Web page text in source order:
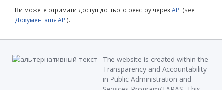
Ви можете отримати доступ до цього реєстру через API (see
Документація API).
The website is created within the
Transparency and Accountability
in Public Administration and